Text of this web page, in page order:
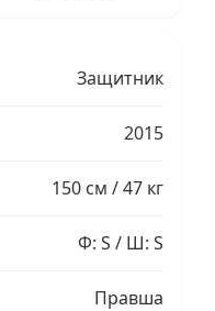
Защитник
2015
150 см / 47 кг
Ф: S / Ш: S
Правша